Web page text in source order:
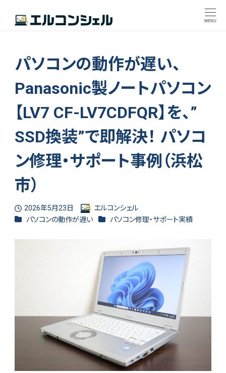
MENU
パソコンの動作が遅い、
Panasonic製ノートパソコン
【LV7 CF-LV7CDFQR】を、”
SSD換装”で即解決！ パソコ
ン修理・サポート事例（浜松
市）
投稿日
2026年5月23日
著
者
エルコンシェル
カテゴリー
パソコンの動作が遅い カテゴリー
パソコン修理・サポート実績